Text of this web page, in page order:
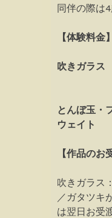
同伴の際は
【体験料金】
吹きガラ
とんぼ玉・
ウェイト
【作品のお
吹きガラス
／ガタツキ
は翌日お受